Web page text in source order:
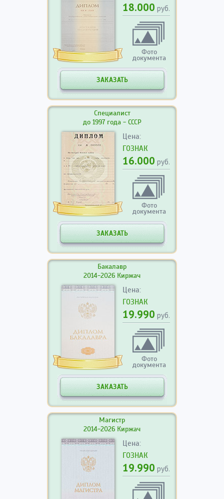
18.000 руб.
Фото
документа
ЗАКАЗАТЬ
Специалист
до 1997 года - СССР
Цена:
ГОЗНАК
16.000 руб.
Фото
документа
ЗАКАЗАТЬ
Бакалавр
2014-2026 Киржач
Цена:
ГОЗНАК
19.990 руб.
Фото
документа
ЗАКАЗАТЬ
Магистр
2014-2026 Киржач
Цена:
ГОЗНАК
19.990 руб.